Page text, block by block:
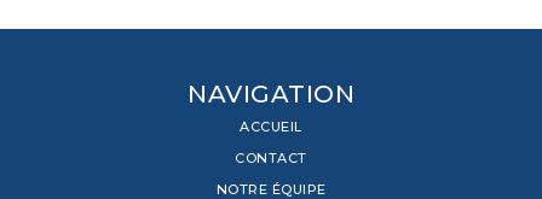
NAVIGATION
ACCUEIL
CONTACT
NOTRE ÉQUIPE